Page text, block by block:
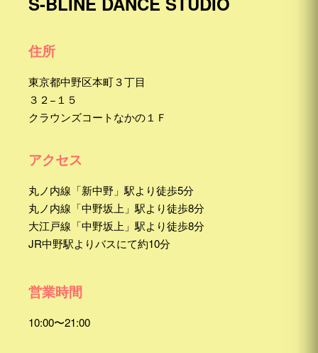
住所
東京都中野区本町３丁目
３２−１５
クラウンズコートなかの１Ｆ
アクセス
丸ノ内線「新中野」駅より徒歩5分
丸ノ内線「中野坂上」駅より徒歩8分
大江戸線「中野坂上」駅より徒歩8分
JR中野駅よりバスにて約10分
営業時間
10:00〜21:00